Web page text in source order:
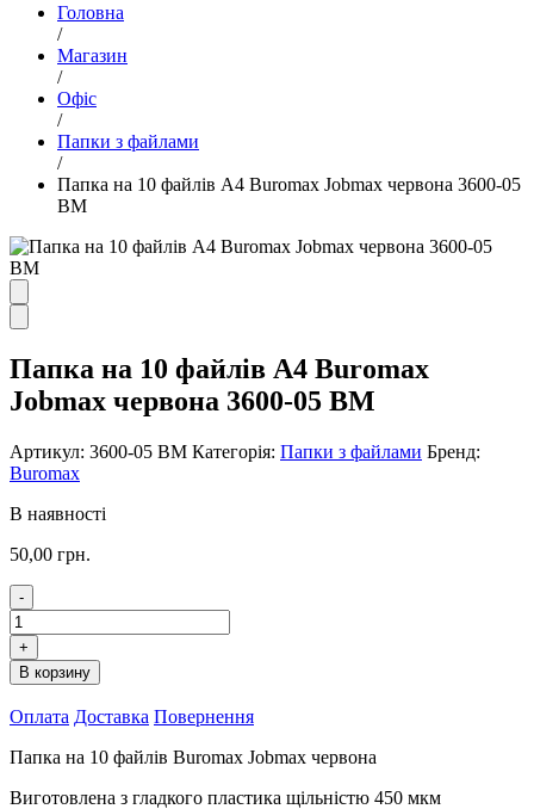
Головна
/
Магазин
/
Офіс
/
Папки з файлами
/
Папка на 10 файлів А4 Buromax Jobmax червона 3600-05
ВМ
Папка на 10 файлів А4 Buromax
Jobmax червона 3600-05 ВМ
Артикул: 3600-05 BM Категорія: Папки з файлами Бренд:
Buromax
В наявності
50,00 грн.
-
Папка
на
10
файлів
Buromax
Jobmax
червона
3600-
+
В корзину
Оплата Доставка Повернення
Папка на 10 файлів Buromax Jobmax червона
Виготовлена з гладкого пластика щільністю 450 мкм